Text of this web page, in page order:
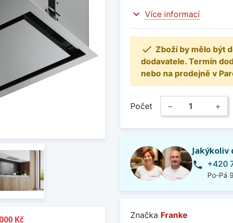
Kč
expand_more Více informací
 Zboží by mělo být
dodavatele. Termín
nebo na prodejně v
Počet − +
Jakýkoliv
phone +420
Po-Pá
Značka Franke